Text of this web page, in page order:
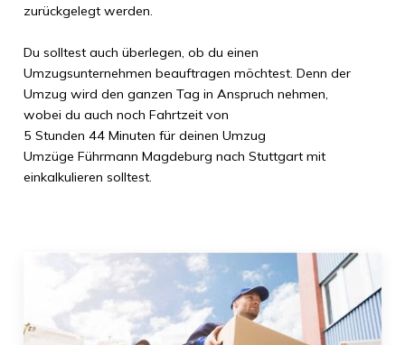
zurückgelegt werden.
Du solltest auch überlegen, ob du einen
Umzugsunternehmen beauftragen möchtest. Denn der
Umzug wird den ganzen Tag in Anspruch nehmen,
wobei du auch noch Fahrtzeit von
5 Stunden 44 Minuten für deinen Umzug
Umzüge Führmann Magdeburg nach Stuttgartmit
einkalkulieren solltest.